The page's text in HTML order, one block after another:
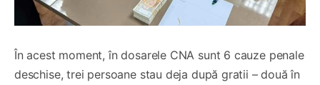
În acest moment, în dosarele CNA sunt 6 cauze penale
deschise, trei persoane stau deja după gratii – două în